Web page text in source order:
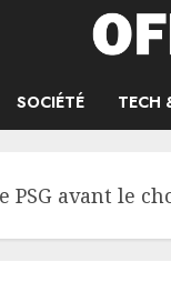
SOCIÉTÉ TECH
avant le